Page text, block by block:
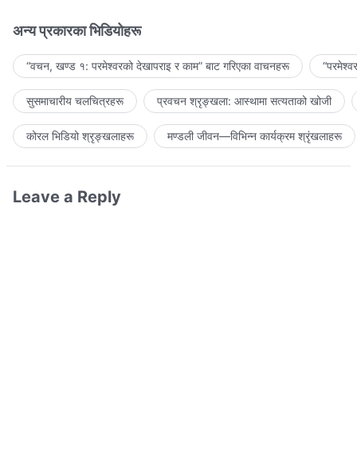
अन्य प्रकारका भिडियोहरू
“वचन, खण्ड १: परमेश्‍वरको देखापराइ र काम” बाट गरिएका वाचनहरू
सुसमाचारीय चलचित्रहरू प्रवचन श्रृङ्खला: आस्थामा सत्यताको खोजी
कोरल भिडियो श्रृङ्खलाहरू मण्डली जीवन—विभिन्‍न कार्यक्रम श्रृंखलाहरू
Leave a Reply